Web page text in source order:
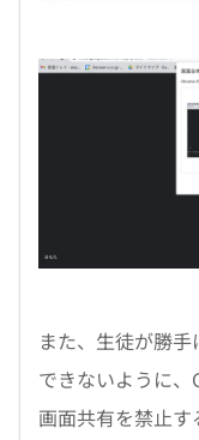
また、生徒が勝
できないように
画面共有を禁止